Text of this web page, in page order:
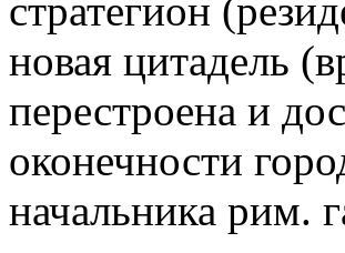
стратегион
новая цитадель
перестроена и
оконечности
начальника рим.